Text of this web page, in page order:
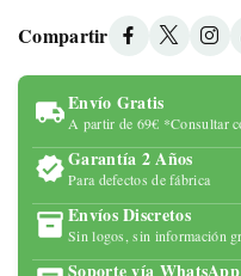
Compartir
Envío Gratis
A partir de 69€ *Consultar
Garantía 2 Años
Para defectos de fábrica
Envíos Discretos
Sin logos, sin información
Soporte vía WhatsApp